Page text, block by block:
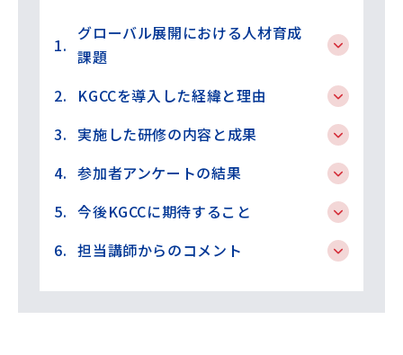
グローバル展開における人材育成
課題
KGCCを導入した経緯と理由
実施した研修の内容と成果
参加者アンケートの結果
今後KGCCに期待すること
担当講師からのコメント